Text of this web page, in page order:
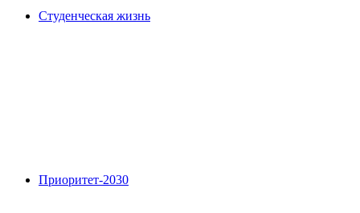
Студенческая жизнь
Приоритет-2030